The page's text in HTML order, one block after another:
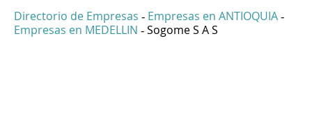
Directorio de Empresas - Empresas en ANTIOQUIA -
Empresas en MEDELLIN - Sogome S A S